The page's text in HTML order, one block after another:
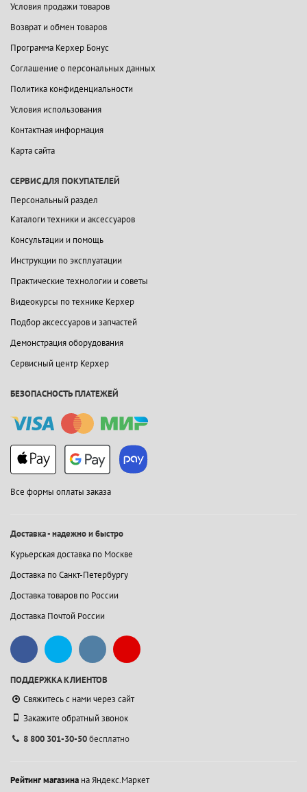
Условия продажи товаров
Возврат и обмен товаров
Программа Керхер Бонус
Соглашение о персональных данных
Политика конфиденциальности
Условия использования
Контактная информация
Карта сайта
СЕРВИС ДЛЯ ПОКУПАТЕЛЕЙ
Персональный раздел
Каталоги техники и аксессуаров
Консультации и помощь
Инструкции по эксплуатации
Практические технологии и советы
Видеокурсы по технике Керхер
Подбор аксессуаров и запчастей
Демонстрация оборудования
Сервисный центр Керхер
БЕЗОПАСНОСТЬ ПЛАТЕЖЕЙ
Все формы оплаты заказа
Доставка - надежно и быстро
Курьерская доставка по Москве
Доставка по Санкт-Петербургу
Доставка товаров по России
Доставка Почтой России
ПОДДЕРЖКА КЛИЕНТОВ
Свяжитесь с нами через сайт
Закажите обратный звонок
8 800 301-30-50бесплатно
Рейтинг магазина на Яндекс.Маркет